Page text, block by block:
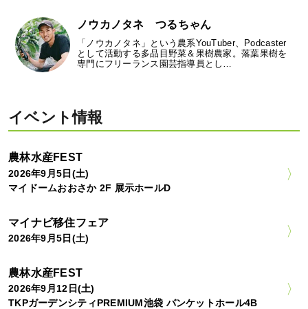
ノウカノタネ つるちゃん
「ノウカノタネ」という農系YouTuber、Podcaster
として活動する多品目野菜＆果樹農家。落葉果樹を
専門にフリーランス園芸指導員とし…
イベント情報
農林水産FEST
2026年9月5日(土)
マイドームおおさか 2F 展示ホールD
マイナビ移住フェア
2026年9月5日(土)
農林水産FEST
2026年9月12日(土)
TKPガーデンシティPREMIUM池袋 バンケットホール4B